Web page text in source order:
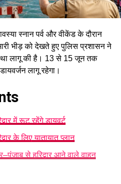
स्नान पर्व और वीकेंड के दौरान
भीड़ को देखते हुए पुलिस प्रशासन ने
लागू की है। 13 से 15 जून तक
लागू रहेगा।
में रूट रहेंगे डायवर्ट
के लिए यातायात प्लान
से हरिद्वार आने वाले वाहन